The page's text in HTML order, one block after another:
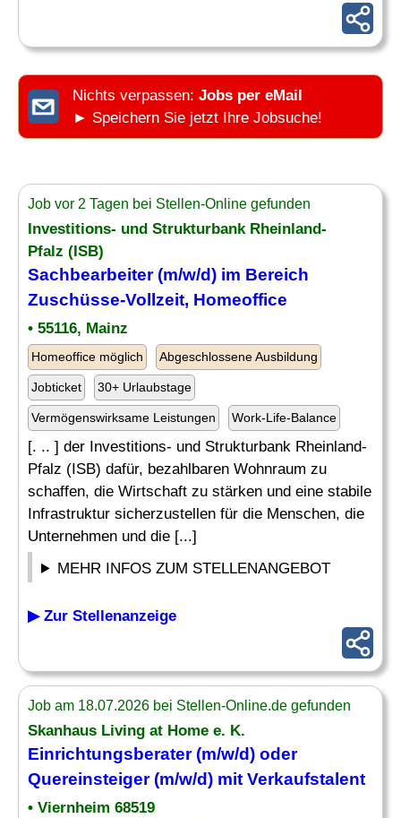
Nichts verpassen: Jobs per eMail
► Speichern Sie jetzt Ihre Jobsuche!
Job vor 2 Tagen bei Stellen-Online gefunden
Investitions- und Strukturbank Rheinland-
Pfalz (ISB)
Sachbearbeiter (m/w/d) im Bereich
Zuschüsse-Vollzeit, Homeoffice
• 55116, Mainz
Homeoffice möglich Abgeschlossene Ausbildung
Jobticket 30+ Urlaubstage
Vermögenswirksame Leistungen Work-Life-Balance
[. .. ] der Investitions- und Strukturbank Rheinland-
Pfalz (ISB) dafür, bezahlbaren Wohnraum zu
schaffen, die Wirtschaft zu stärken und eine stabile
Infrastruktur sicherzustellen für die Menschen, die
Unternehmen und die [...]
MEHR INFOS ZUM STELLENANGEBOT
▶ Zur Stellenanzeige
Job am 18.07.2026 bei Stellen-Online.de gefunden
Skanhaus Living at Home e. K.
Einrichtungsberater (m/w/d) oder
Quereinsteiger (m/w/d) mit Verkaufstalent
• Viernheim 68519